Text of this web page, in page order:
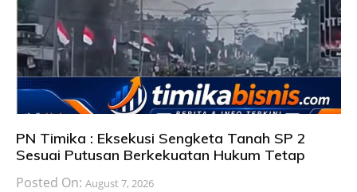
PN Timika : Eksekusi Sengketa Tanah SP 2
Sesuai Putusan Berkekuatan Hukum Tetap
Posted On: August 7, 2026